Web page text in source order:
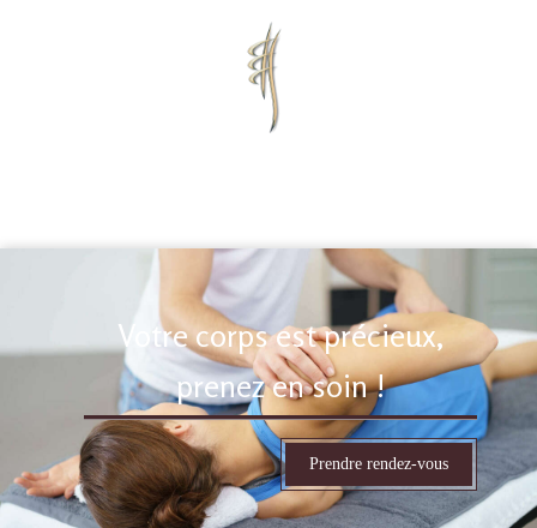
Votre corps est précieux,
prenez en soin !
Prendre rendez-vous